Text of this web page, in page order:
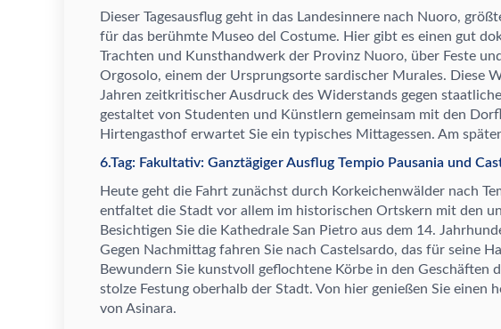
Dieser Tagesausflug geht in das Landesinnere nach Nuoro, größ
für das berühmte Museo del Costume. Hier gibt es einen gut
Trachten und Kunsthandwerk der Provinz Nuoro, über Feste
Orgosolo, einem der Ursprungsorte sardischer Murales. Diese
Jahren zeitkritischer Ausdruck des Widerstands gegen
gestaltet von Studenten und Künstlern gemeinsam mit den
Hirtengasthof erwartet Sie ein typisches Mittagessen. Am spä
6.Tag: Fakultativ: Ganztägiger Ausflug Tempio Pausania und
Heute geht die Fahrt zunächst durch Korkeichenwä lder nach
entfaltet die Stadt vor allem im historischen Ortskern mit den
Besichtigen Sie die Kathedrale San Pietro aus dem 14.
Gegen Nachmittag fahren Sie nach Castelsardo, das für seine
Bewundern Sie kunstvoll geflochtene Körbe in den Geschäften
stolze Festung oberhalb der Stadt. Von hier genießen Sie einen
von Asinara.